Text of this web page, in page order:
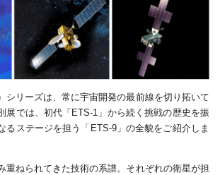
シリーズは、常に宇宙開発の最前線を切り拓いて
展では、初代「ETS-1」から続く挑戦の歴史を振
るステージを担う「ETS-9」の全貌をご紹介しま
重ねられてきた技術の系譜。それぞれの衛星が担